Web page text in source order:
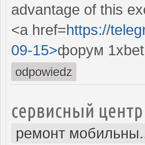
advantage of this
<a href=https://
09-15>форум
odpowiedz
сервисный центр
ремонт